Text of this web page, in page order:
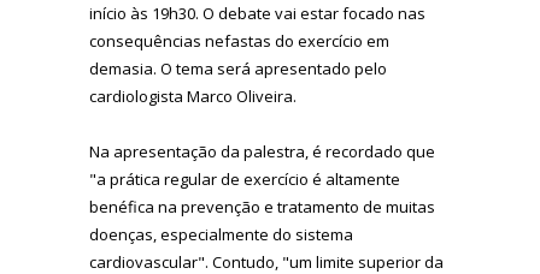
início às 19h30. O debate vai estar focado nas
consequências nefastas do exercício em
demasia. O tema será apresentado pelo
cardiologista Marco Oliveira.
Na apresentação da palestra, é recordado que
"a prática regular de exercício é altamente
benéfica na prevenção e tratamento de muitas
doenças, especialmente do sistema
cardiovascular". Contudo, "um limite superior da